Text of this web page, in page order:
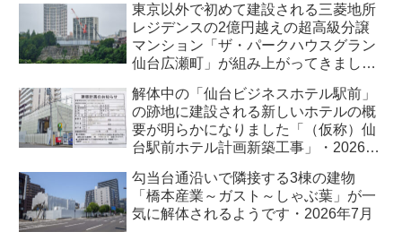
東京以外で初めて建設される三菱地所
レジデンスの2億円越えの超高級分譲
マンション「ザ・パークハウスグラン
仙台広瀬町」が組み上がってきまし
解体中の「仙台ビジネスホテル駅前」
の跡地に建設される新しいホテルの概
要が明らかになりました「（仮称）仙
台駅前ホテル計画新築工事」・2026年
勾当台通沿いで隣接する3棟の建物
「橋本産業～ガスト～しゃぶ葉」が一
気に解体されるようです・2026年7月